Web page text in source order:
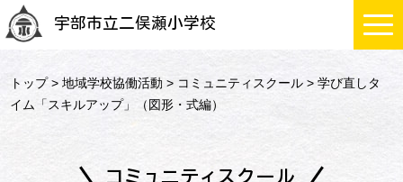
宇部市立二俣瀬小学校
トップ>地域学校協働活動 > コミュニティスクール > 学び直しタ
イム「スキルアップ」（図形・式編）
コミュニティスクール